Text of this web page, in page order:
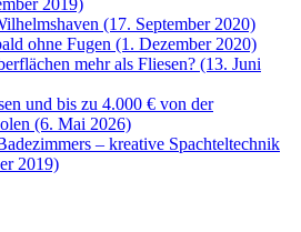
2019)
(17. September 2020)
ohne Fugen (1. Dezember 2020)
mehr als Fliesen? (13. Juni
und bis zu 4.000 € von der
(6. Mai 2026)
– kreative Spachteltechnik
2019)